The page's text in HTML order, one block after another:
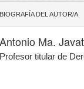
BIOGRAFÍA DEL AUTOR/A
Antonio Ma.
Profesor titular de